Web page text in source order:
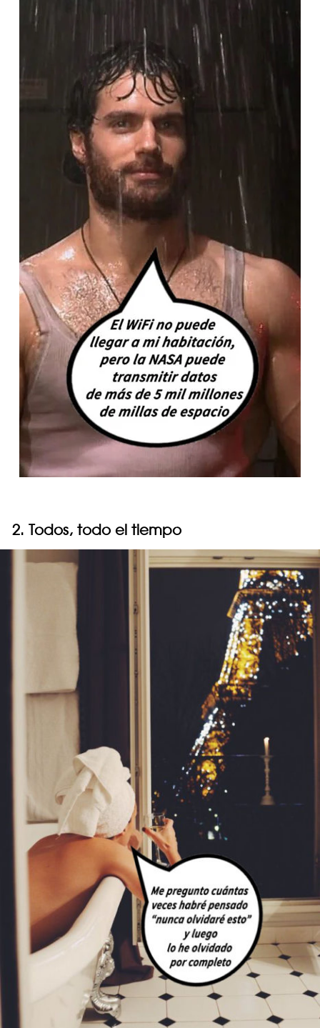
2. Todos, todo el tiempo